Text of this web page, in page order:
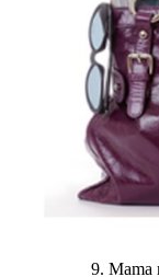
9. Mama